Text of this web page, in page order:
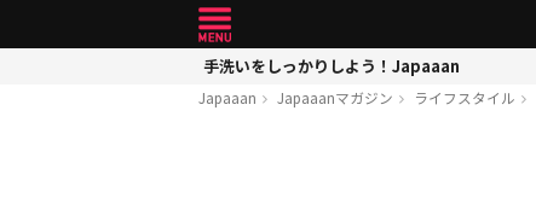
手洗いをしっかりしよう！Japaaan
Japaaan Japaaanマガジン ライフスタイル